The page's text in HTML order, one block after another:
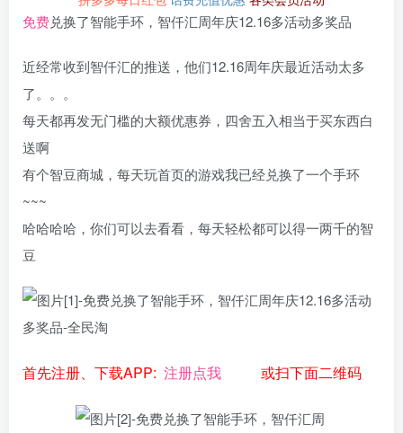
免费兑换了智能手环，智仟汇周年庆12.16多活动多奖品
近经常收到智仟汇的推送，他们12.16周年庆最近活动太多
了。。。
每天都再发无门槛的大额优惠券，四舍五入相当于买东西白
送啊
有个智豆商城，每天玩首页的游戏我已经兑换了一个手环
~~~
哈哈哈哈，你们可以去看看，每天轻松都可以得一两千的智
豆
首先注册、下载APP: 注册点我 或扫下面二维码